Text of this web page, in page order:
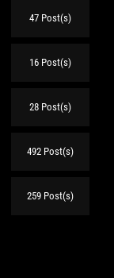
47 Post(s)
16 Post(s)
28 Post(s)
492 Post(s)
259 Post(s)